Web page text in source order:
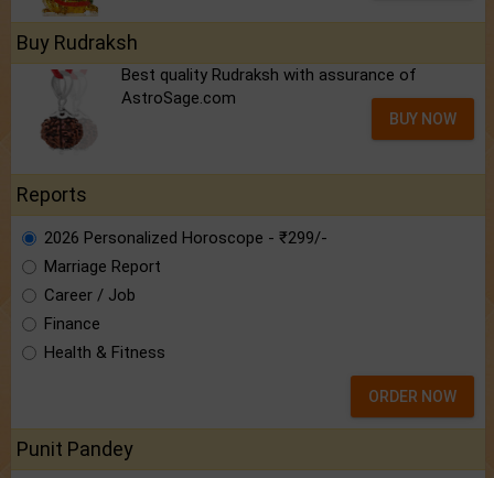
Buy Rudraksh
Best quality Rudraksh with assurance of
AstroSage.com
BUY NOW
Reports
2026 Personalized Horoscope - ₹299/-
Marriage Report
Career / Job
Finance
Health & Fitness
ORDER NOW
Punit Pandey